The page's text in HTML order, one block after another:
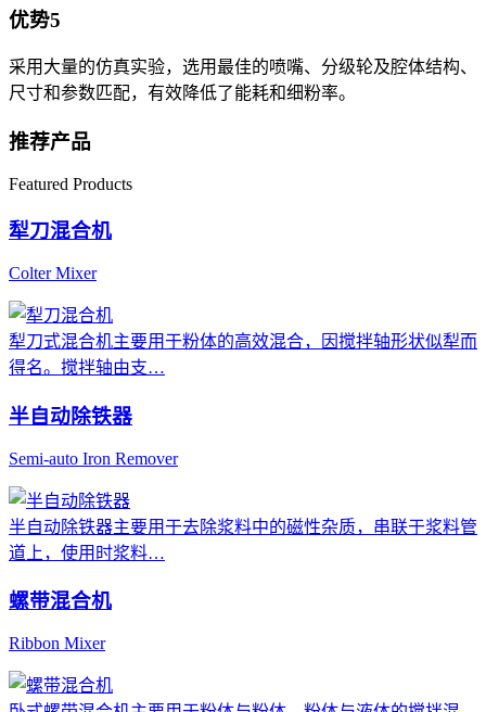
优势5
采用大量的仿真实验，选用最佳的喷嘴、分级轮及腔体结构、
尺寸和参数匹配，有效降低了能耗和细粉率。
推荐产品
Featured Products
犁刀混合机
Colter Mixer
犁刀式混合机主要用于粉体的高效混合，因搅拌轴形状似犁而
得名。搅拌轴由支…
半自动除铁器
Semi-auto Iron Remover
半自动除铁器主要用于去除浆料中的磁性杂质，串联于浆料管
道上，使用时浆料…
螺带混合机
Ribbon Mixer